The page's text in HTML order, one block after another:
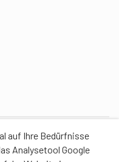
auf Ihre Bedürfnisse
Analysetool Google